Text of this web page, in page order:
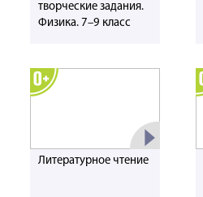
творческие задания.
Физика. 7–9 класс
Литературное чтение